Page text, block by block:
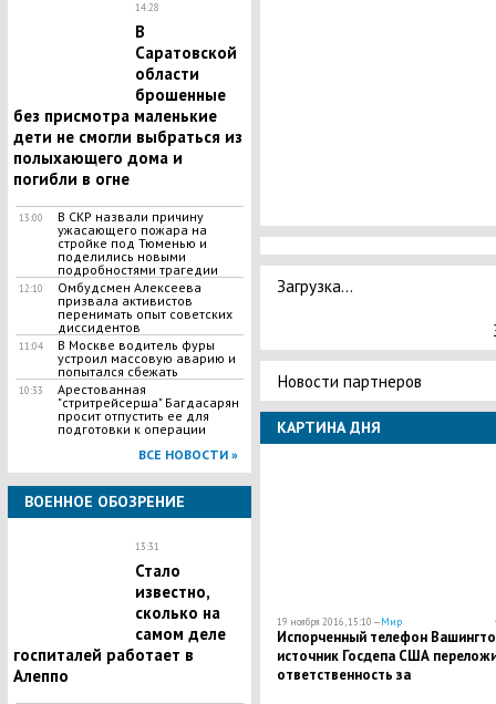
14:28
В
Саратовской
области
брошенные
без присмотра маленькие
дети не смогли выбраться из
полыхающего дома и
погибли в огне
13:00
В СКР назвали причину
ужасающего пожара на
стройке под Тюменью и
поделились новыми
подробностями трагедии
12:10
Омбудсмен Алексеева
призвала активистов
перенимать опыт советских
диссидентов
11:04
В Москве водитель фуры
устроил массовую аварию и
попытался сбежать
10:33
Арестованная
"стритрейсерша" Багдасарян
просит отпустить ее для
подготовки к операции
ВСЕ НОВОСТИ »
ВОЕННОЕ ОБОЗРЕНИЕ
13:31
Стало
известно,
сколько на
самом деле
госпиталей работает в
Алеппо
Загрузка...
Новости партнеров
КАРТИНА ДНЯ
19 ноября 2016, 15:10 —Мир
Испорченный телефон
источник Госдепа США
ответственность за